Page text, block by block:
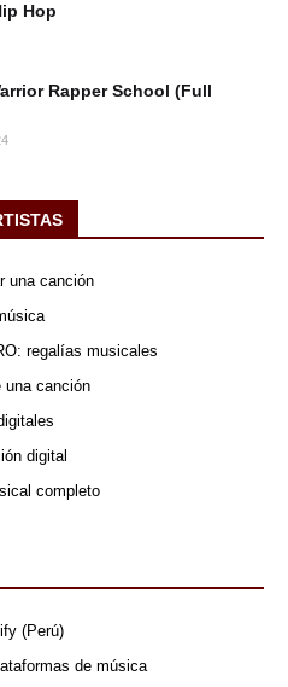
Hop
Rapper School (Full
una canción
regalías musicales
una canción
digital
completo
(Perú)
de música